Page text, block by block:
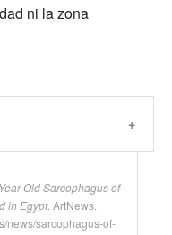
ni la zona
Old Sarcophagus of
in Egypt. ArtNews.
news/sarcophagus-of-